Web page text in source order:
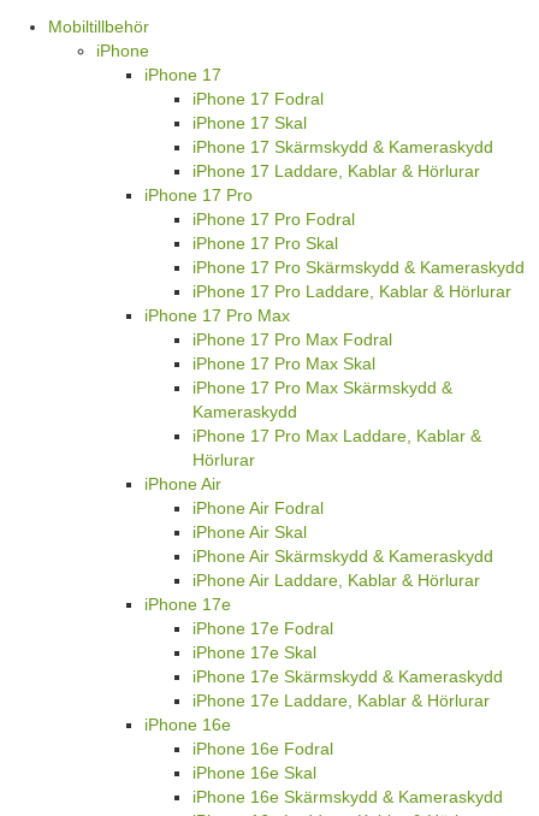
Mobiltillbehör
iPhone
iPhone 17
iPhone 17 Fodral
iPhone 17 Skal
iPhone 17 Skärmskydd & Kameraskydd
iPhone 17 Laddare, Kablar & Hörlurar
iPhone 17 Pro
iPhone 17 Pro Fodral
iPhone 17 Pro Skal
iPhone 17 Pro Skärmskydd & Kameraskydd
iPhone 17 Pro Laddare, Kablar & Hörlurar
iPhone 17 Pro Max
iPhone 17 Pro Max Fodral
iPhone 17 Pro Max Skal
iPhone 17 Pro Max Skärmskydd &
Kameraskydd
iPhone 17 Pro Max Laddare, Kablar &
Hörlurar
iPhone Air
iPhone Air Fodral
iPhone Air Skal
iPhone Air Skärmskydd & Kameraskydd
iPhone Air Laddare, Kablar & Hörlurar
iPhone 17e
iPhone 17e Fodral
iPhone 17e Skal
iPhone 17e Skärmskydd & Kameraskydd
iPhone 17e Laddare, Kablar & Hörlurar
iPhone 16e
iPhone 16e Fodral
iPhone 16e Skal
iPhone 16e Skärmskydd & Kameraskydd